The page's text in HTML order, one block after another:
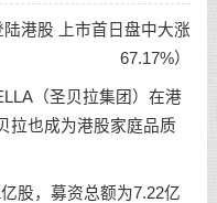
陆港股 上市首日盘中大涨
67.17%）
（圣贝拉集团）在港
拉也成为港股家庭品质
股，募资总额为7.22亿